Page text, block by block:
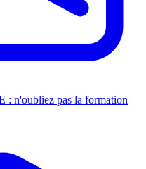
: n'oubliez pas la formation